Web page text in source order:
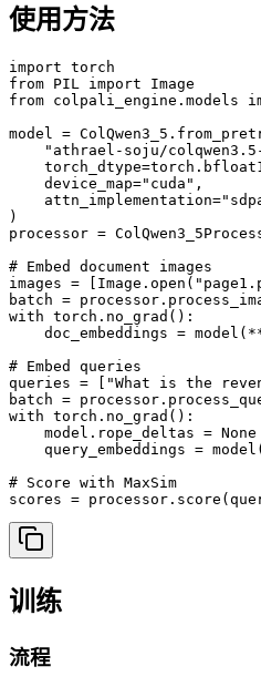
使用方法
import torch
from PIL import Image
from colpali_engine.models
model =
"athrael-soju/
    device_map="cuda",
)
processor =
# Embed document images
images =
batch =
with torch.no_grad():
doc_embeddings =
# Embed queries
queries = ["What is the
batch =
with torch.no_grad():
    model.rope_deltas = None
query_embeddings =
# Score with MaxSim
scores =
训练
流程